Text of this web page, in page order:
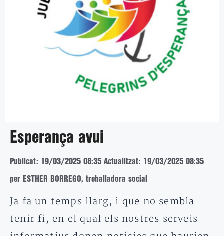
Esperança avui
Publicat: 19/03/2025 08:35 Actualitzat: 19/03/2025 08:35
per ESTHER BORREGO, treballadora social
Ja fa un temps llarg, i que no sembla
tenir fi, en el qual els nostres serveis